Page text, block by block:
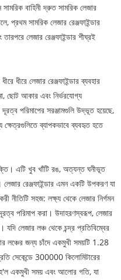
বাহিনী দ্রুত সামরিক লেজার
প্রথম সামরিক লেজার রেঞ্জফাইন্ডার
লেজার রেঞ্জফাইন্ডার শীঘ্রই
ধীরে লেজার রেঞ্জফাইন্ডার ব্যবহার
ছোট আকার এবং নির্ভরযোগ্য
দূরত্ব পরিমাপের সরঞ্জামগুলি উদ্ভূত হয়েছে,
ক্ষেত্রগুলিতে ব্যাপকভাবে ব্যবহৃত হতে
এটি খুব খাঁটি রঙ, অত্যন্ত ঘনীভূত
রেঞ্জফাইন্ডার এমন একটি উপকরণ যা
নীতিটি সহজ: লক্ষ্য থেকে লেজার নির্গমন
পরিমাপ করা। উদাহরণস্বরূপ, লেজার
লেজার লঞ্চ থেকে চন্দ্র প্রতিবিম্বের
লঞ্চের জন্য চাঁদে একমুখী সময়টি 1.28
সেকেন্ডে 300000 কিলোমিটারের
একমুখী সময় এবং আলোর গতি, যা